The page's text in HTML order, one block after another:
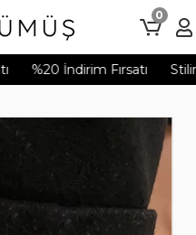
%20 İndirim Fırsatı
0